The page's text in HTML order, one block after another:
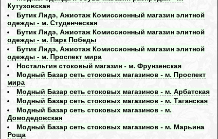
Кутузовская
Бутик Лидэ, Ажиотаж Комиссионный магазин элитной
одежды - м. Студенческая
Бутик Лидэ, Ажиотаж Комиссионный магазин элитной
одежды - м. Парк Победы
Бутик Лидэ, Ажиотаж Комиссионный магазин элитной
одежды - м. Проспект мира
Ностальгия стоковый магазин - м. Фрунзенская
Модный Базар сеть стоковых магазинов - м. Проспект
мира
Модный Базар сеть стоковых магазинов - м. Арбатская
Модный Базар сеть стоковых магазинов - м. Таганская
Модный Базар сеть стоковых магазинов - м.
Домодедовская
Модный Базар сеть стоковых магазинов - м. Марьина
Роща